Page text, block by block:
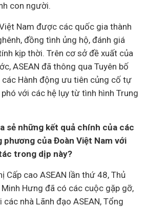
con người.
Nam được các quốc gia thành
đồng tình ủng hộ, đánh giá
kịp thời. Trên cơ sở đề xuất của
ASEAN đã thông qua Tuyên bố
các Hành động ưu tiên củng cố tự
với các hệ lụy từ tình hình Trung
sẻ những kết quả chính của các
của Đoàn Việt Nam với
trong dịp này?
Cấp cao ASEAN lần thứ 48, Thủ
Hưng đã có các cuộc gặp gỡ,
nhà Lãnh đạo ASEAN, Tổng